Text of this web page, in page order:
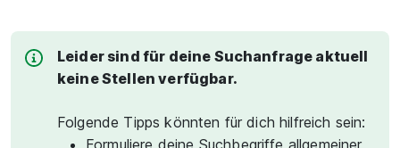
Leider sind für deine Suchanfrage aktuell
keine Stellen verfügbar.
Folgende Tipps könnten für dich hilfreich sein:
Formuliere deine Suchbegriffe allgemeiner